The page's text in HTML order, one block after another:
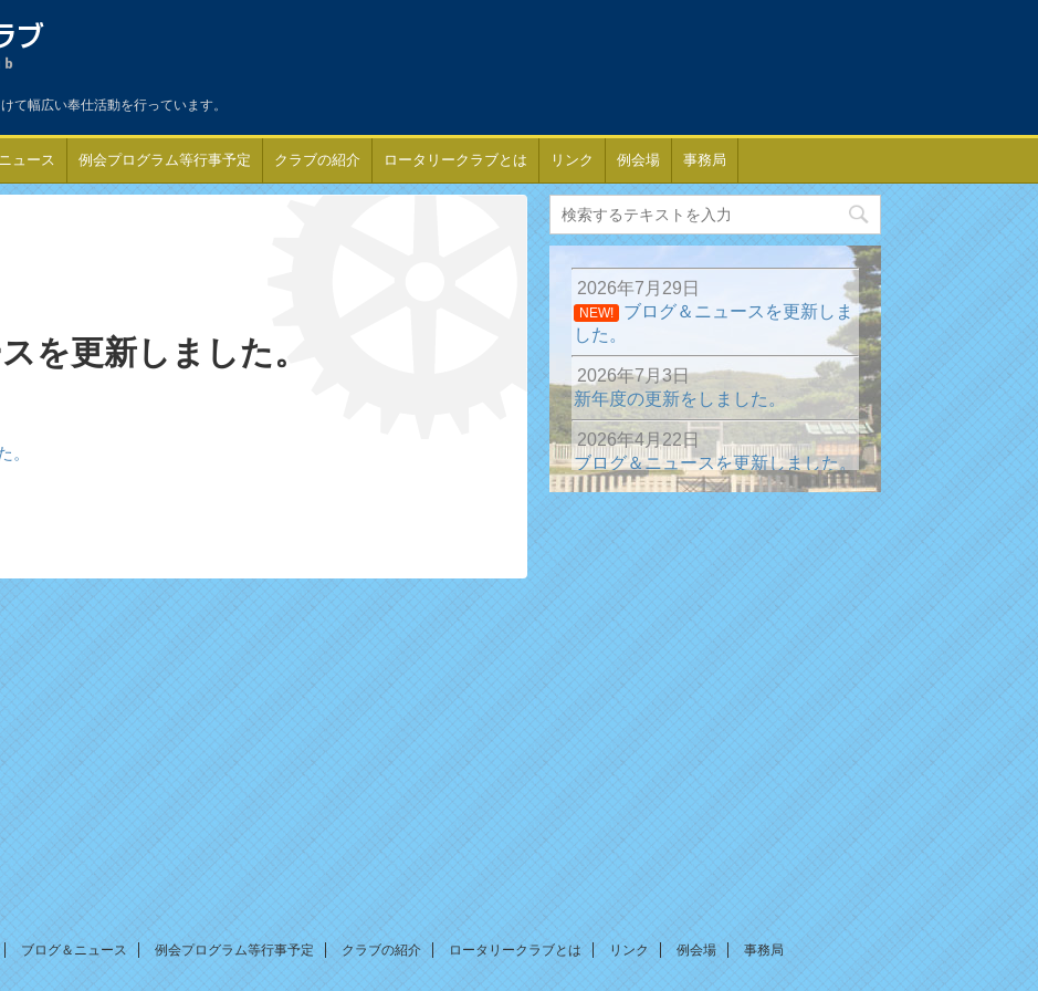
て幅広い奉仕活動を行っています。
ュース 例会プログラム等行事予定 クラブの紹介 ロータリークラブとは リンク 例会場 事務局
を更新しました。
。
2026年7月29日
NEW!
ブログ＆ニュースを更新しま
した。
2026年7月3日
新年度の更新をしました。
2026年4月22日
ブログ＆ニュースを更新しました。
2026年1月13日
ブログ＆ニュースを更新しました。
2025年12月31日
ブログ＆ニュースを更新しました。
2025年10月15日
ブログ＆ニュースを更新しました。
2025年7月8日
新年度の更新をしました。
2025年1月22日
ブログ＆ニュースを更新しました。
2024年12月31日
ブログ＆ニュースを更新しました。
2024年12月10日
ブログ＆ニュースを更新しました。
ブログ＆ニュース 例会プログラム等行事予定 クラブの紹介 ロータリークラブとは リンク 例会場 事務局